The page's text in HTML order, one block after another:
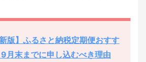
版】ふるさと納税定期便おすす
月末までに申し込むべき理由